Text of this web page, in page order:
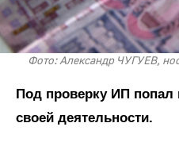
Фото: Александр ЧУГУЕВ,
Под проверку ИП попал
своей деятельности.